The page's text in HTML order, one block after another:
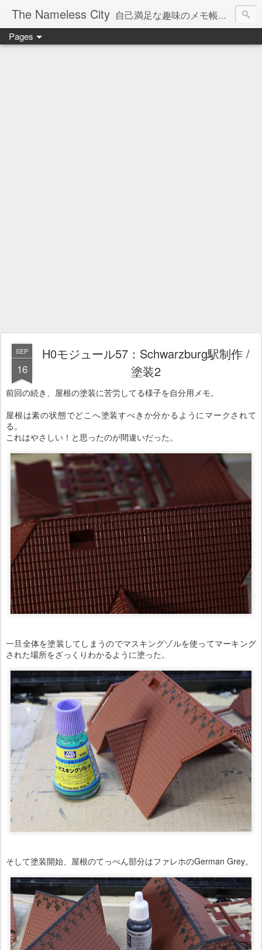
The Nameless City 自己満足な趣味のメモ帳です。現在欧州型H0鉄道模型をメインに書いています。
Pages
SEP
16
H0モジュール57：Schwarzburg駅制作 /
塗装2
前回の続き、屋根の塗装に苦労してる様子を自分用メモ。
屋根は素の状態でどこへ塗装すべきか分かるようにマークされて
る。
これはやさしい！と思ったのが間違いだった。
一旦全体を塗装してしまうのでマスキングゾルを使ってマーキング
された場所をざっくりわかるように塗った。
そして塗装開始、屋根のてっぺん部分はファレホのGerman Grey。